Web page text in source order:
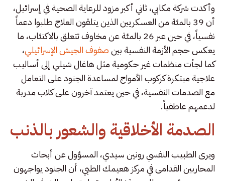
وأكدت شركة مكابي، ثاني أكبر مزود للرعاية الصحية في إسرائيل،
أن 39 بالمئة من العسكريين الذين يتلقون العلاج طلبوا دعماً
نفسياً، في حين عبر 26 بالمئة عن مخاوف تتعلق بالاكتئاب، ما
يعكس حجم الأزمة النفسية بينصفوف الجيش الإسرائيلي،
كما لجأت منظمات غير حكومية مثل هاغال شيلي إلى أساليب
علاجية مبتكرة كركوب الأمواج لمساعدة الجنود على التعامل
مع الصدمات النفسية، في حين يعتمد آخرون على كلاب مدربة
لدعمهم عاطفياً.
الصدمة الأخلاقية والشعور بالذنب
ويرى الطبيب النفسي رونين سيدي، المسؤول عن أبحاث
المحاربين القدامى في مركز هعيمك الطبي، أن الجنود يواجهون